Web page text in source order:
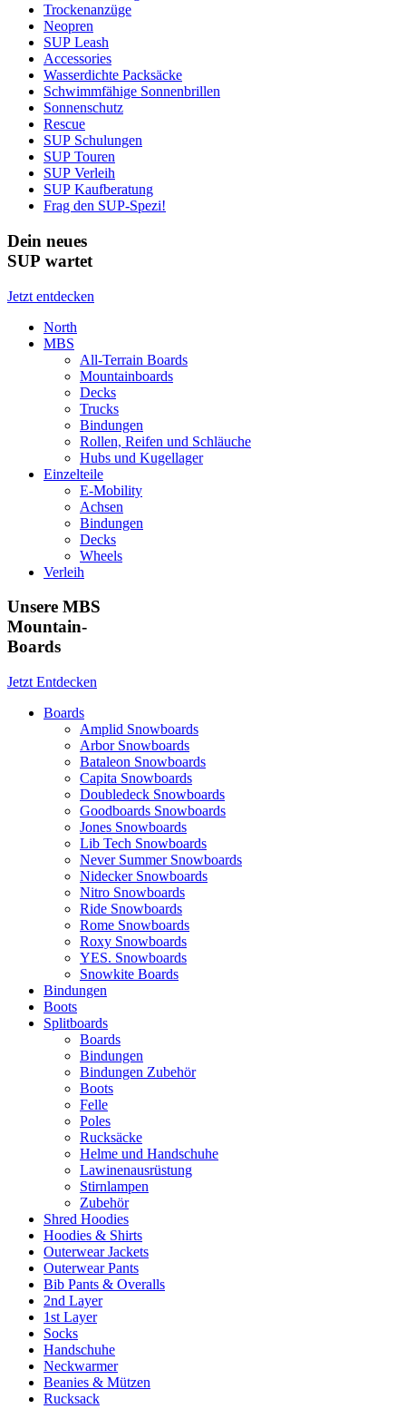
Trockenanzüge
Neopren
SUP Leash
Accessories
Wasserdichte Packsäcke
Schwimmfähige Sonnenbrillen
Sonnenschutz
Rescue
SUP Schulungen
SUP Touren
SUP Verleih
SUP Kaufberatung
Frag den SUP-Spezi!
Dein neues
SUP wartet
Jetzt entdecken
North
MBS
All-Terrain Boards
Mountainboards
Decks
Trucks
Bindungen
Rollen, Reifen und Schläuche
Hubs und Kugellager
Einzelteile
E-Mobility
Achsen
Bindungen
Decks
Wheels
Verleih
Unsere MBS
Mountain-
Boards
Jetzt Entdecken
Boards
Amplid Snowboards
Arbor Snowboards
Bataleon Snowboards
Capita Snowboards
Doubledeck Snowboards
Goodboards Snowboards
Jones Snowboards
Lib Tech Snowboards
Never Summer Snowboards
Nidecker Snowboards
Nitro Snowboards
Ride Snowboards
Rome Snowboards
Roxy Snowboards
YES. Snowboards
Snowkite Boards
Bindungen
Boots
Splitboards
Boards
Bindungen
Bindungen Zubehör
Boots
Felle
Poles
Rucksäcke
Helme und Handschuhe
Lawinenausrüstung
Stirnlampen
Zubehör
Shred Hoodies
Hoodies & Shirts
Outerwear Jackets
Outerwear Pants
Bib Pants & Overalls
2nd Layer
1st Layer
Socks
Handschuhe
Neckwarmer
Beanies & Mützen
Rucksack